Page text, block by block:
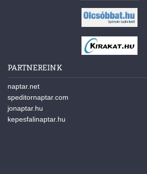
PARTNEREINK
naptar.net
speditornaptar.com
jonaptar.hu
kepesfalinaptar.hu